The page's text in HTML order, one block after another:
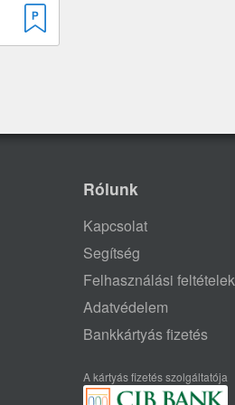
Rólunk
Kapcsolat
Segítség
Felhasználási feltételek
Adatvédelem
Bankkártyás fizetés
A kártyás fizetés szolgáltatója